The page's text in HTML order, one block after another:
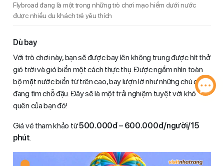
Flybroad đang là một trong những trò chơi mạo hiểm dưới nước
được nhiều du khách trẻ yêu thích
Dù bay
Với trò chơi này, bạn sẽ được bay lên không trung được hít thở
gió trời và gió biển một cách thực thụ. Được ngắm nhìn toàn
bộ mặt nước biển từ trên cao, bay lượn lờ như những chú chim
đang tìm chỗ đậu. Đây sẽ là một trải nghiệm tuyệt vời khó
quên của bạn đó!
Giá vé tham khảo từ500.000đ – 600.000đ/người/15
phút.